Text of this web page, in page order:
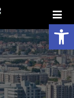
פתח סרגל נגישות